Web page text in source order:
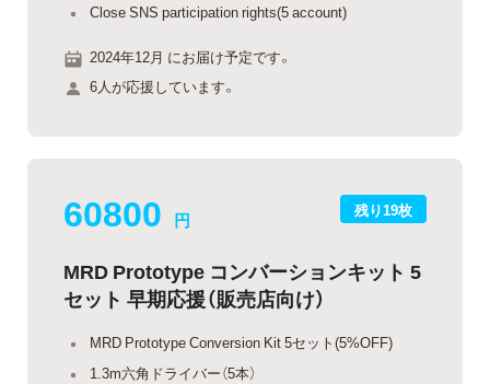
Close SNS participation rights(5 account)
2024年12月 にお届け予定です。
6人が応援しています。
残り19枚
60800 円
MRD Prototype コンバーションキット 5
セット 早期応援（販売店向け）
MRD Prototype Conversion Kit 5セット(5%OFF)
1.3m六角ドライバー（5本）